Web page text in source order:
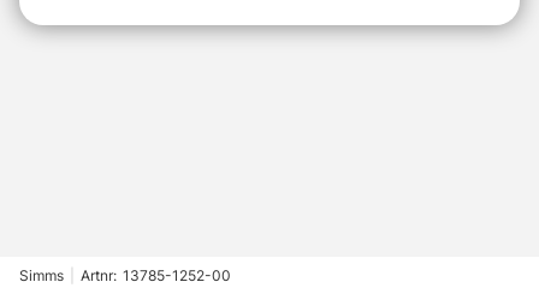
Simms Artnr: 13785-1252-00